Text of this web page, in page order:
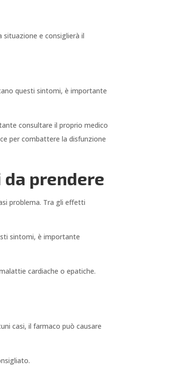
e consiglierà il
questi sintomi, è importante
consultare il proprio medico
per combattere la disfunzione
prendere
problema. Tra gli effetti
sintomi, è importante
cardiache o epatiche.
casi, il farmaco può causare